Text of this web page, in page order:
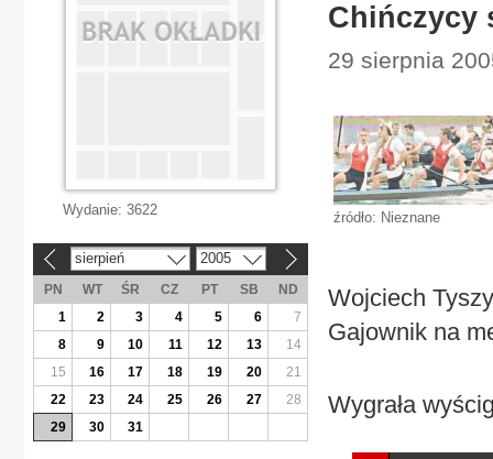
Chińczycy
29 sierpnia
źródło: Nieznane
Wojciech
Gajownik na
Wygrała
Wydanie: 3622
sierpień 2005
PN WT ŚR CZ PT SB
ND
1
2 3 4 5 6
7
8
9 10 11 12 13
14
15
16 17 18 19 20
21
22
23 24 25 26 27
28
29
30 31